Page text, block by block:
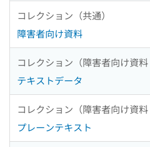
コレクション（共通）
障害者向け資料
コレクション（障害者向け資料
テキストデータ
コレクション（障害者向け資料
プレーンテキスト